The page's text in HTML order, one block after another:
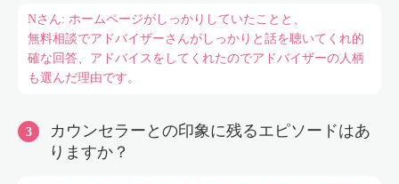
Nさん: ホームページがしっかりしていたことと、
無料相談でアドバイザーさんがしっかりと話を聴いてくれ的
確な回答、アドバイスをしてくれたのでアドバイザーの人柄
も選んだ理由です。
カウンセラーとの印象に残るエピソードはあ
りますか？